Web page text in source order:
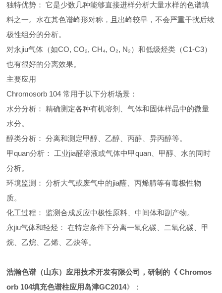
独特优势： 它是少数几种能够直接进样分析大量水样的色谱填
料之一。水在其色谱峰形对称，且出峰较早，不会严重干扰后续
极性组分的分析。
对永jiu气体（如CO, CO₂, CH₄, O₂, N₂）和低级烃类（C1-C3）
也有很好的分离效果。
主要应用
Chromosorb 104 常用于以下分析场景：
水分分析： 精确测定各种有机溶剂、气体和固体样品中的微量
水分。
醇类分析： 分离和测定甲醇、乙醇、丙醇、异丙醇等。
甲quan分析： 工业jia醛溶液或气体中甲quan、甲醇、水的同时
分析。
环境监测： 分析大气或废气中的jia醛、丙烯腈等有毒极性物
质。
化工过程： 监测合成反应中极性原料、中间体和副产物。
永jiu气体和轻烃： 在特定条件下分离一氧化碳、二氧化碳、甲
烷、乙烷、乙烯、乙炔等。
浩瀚色谱（山东）应用技术开发有限公司，研制的《 Chromos
orb 104填充色谱柱应用岛津GC2014》：